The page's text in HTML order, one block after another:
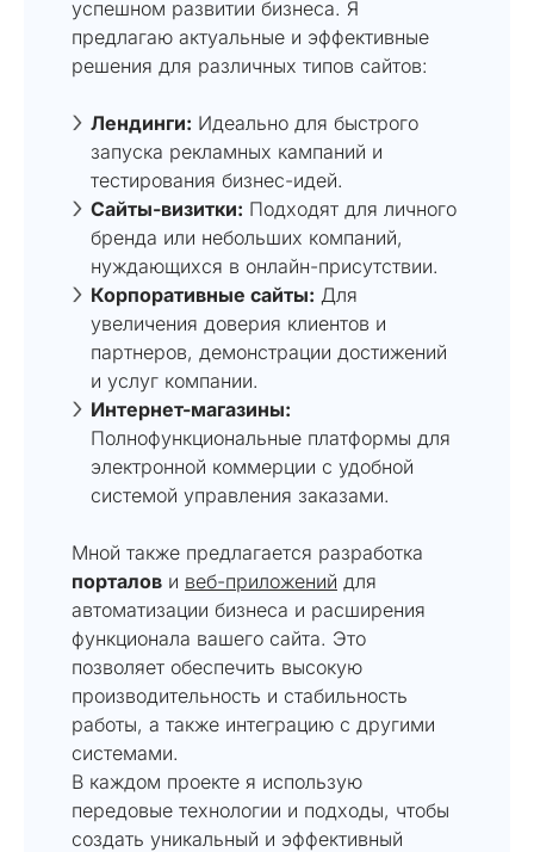
успешном развитии бизнеса. Я
предлагаю актуальные и эффективные
решения для различных типов сайтов:
Лендинги: Идеально для быстрого
запуска рекламных кампаний и
тестирования бизнес-идей.
Сайты-визитки: Подходят для личного
бренда или небольших компаний,
нуждающихся в онлайн-присутствии.
Корпоративные сайты: Для
увеличения доверия клиентов и
партнеров, демонстрации достижений
и услуг компании.
Интернет-магазины:
Полнофункциональные платформы для
электронной коммерции с удобной
системой управления заказами.
Мной также предлагается разработка
порталов и веб-приложений для
автоматизации бизнеса и расширения
функционала вашего сайта. Это
позволяет обеспечить высокую
производительность и стабильность
работы, а также интеграцию с другими
системами.
В каждом проекте я использую
передовые технологии и подходы, чтобы
создать уникальный и эффективный